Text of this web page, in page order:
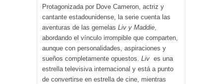
Protagonizada por Dove Cameron, actriz y
cantante estadounidense, la serie cuenta las
aventuras de las gemelas Liv y Maddie,
abordando el vínculo irrompible que comparten,
aunque con personalidades, aspiraciones y
sueños completamente opuestos. Liv es una
estrella televisiva internacional y está a punto
de convertirse en estrella de cine, mientras